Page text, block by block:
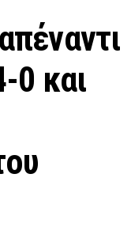
0 και